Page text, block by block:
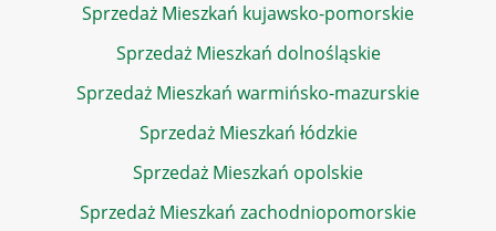
Sprzedaż Mieszkań kujawsko-pomorskie
Sprzedaż Mieszkań dolnośląskie
Sprzedaż Mieszkań warmińsko-mazurskie
Sprzedaż Mieszkań łódzkie
Sprzedaż Mieszkań opolskie
Sprzedaż Mieszkań zachodniopomorskie